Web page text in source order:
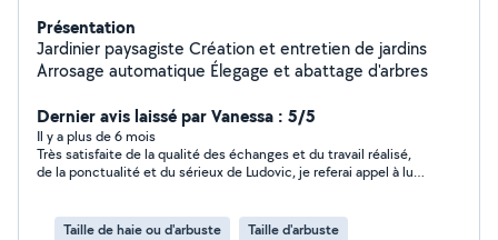
Présentation
Jardinier paysagiste Création et entretien de jardins
Arrosage automatique Élegage et abattage d'arbres
Dernier avis laissé par Vanessa : 5/5
Il y a plus de 6 mois
Très satisfaite de la qualité des échanges et du travail réalisé,
de la ponctualité et du sérieux de Ludovic, je referai appel à lui
Taille de haie ou d'arbuste Taille d'arbuste